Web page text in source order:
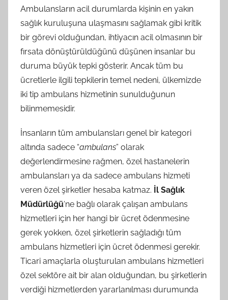
Ambulansların acil durumlarda kişinin en yakın
sağlık kuruluşuna ulaşmasını sağlamak gibi kritik
bir görevi olduğundan, ihtiyacın acil olmasının bir
fırsata dönüştürüldüğünü düşünen insanlar bu
duruma büyük tepki gösterir. Ancak tüm bu
ücretlerle ilgili tepkilerin temel nedeni, ülkemizde
iki tip ambulans hizmetinin sunulduğunun
bilinmemesidir.
İnsanların tüm ambulansları genel bir kategori
altında sadece “ambulans” olarak
değerlendirmesine rağmen, özel hastanelerin
ambulansları ya da sadece ambulans hizmeti
veren özel şirketler hesaba katmaz. İl Sağlık
Müdürlüğü‘ne bağlı olarak çalışan ambulans
hizmetleri için her hangi bir ücret ödenmesine
gerek yokken, özel şirketlerin sağladığı tüm
ambulans hizmetleri için ücret ödenmesi gerekir.
Ticari amaçlarla oluşturulan ambulans hizmetleri
özel sektöre ait bir alan olduğundan, bu şirketlerin
verdiği hizmetlerden yararlanılması durumunda